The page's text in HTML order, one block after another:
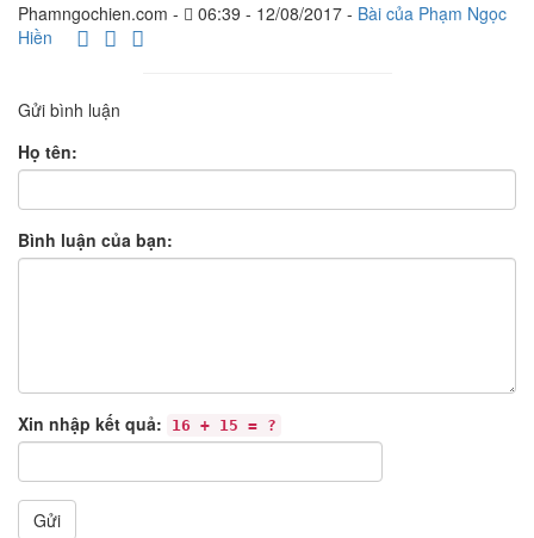
Phamngochien.com -
06:39 - 12/08/2017 - Bài của Phạm Ngọc
Hiền
Gửi bình luận
Họ tên:
Bình luận của bạn:
Xin nhập kết quả: 16 + 15 = ?
Gửi